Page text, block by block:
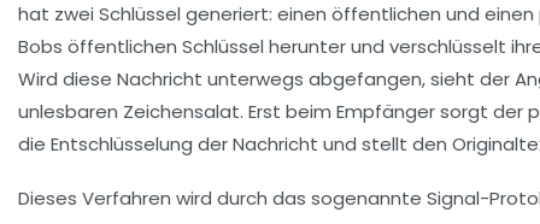
hat zwei Schlüssel generiert: einen öffentlichen und
Bobs öffentlichen Schlüssel herunter und verschlüsselt
Wird diese Nachricht unterwegs abgefangen, sieht der
unlesbaren Zeichensalat. Erst beim Empfänger sorgt der
die Entschlüsselung der Nachricht und stellt den
Dieses Verfahren wird durch das sogenannte Signal-